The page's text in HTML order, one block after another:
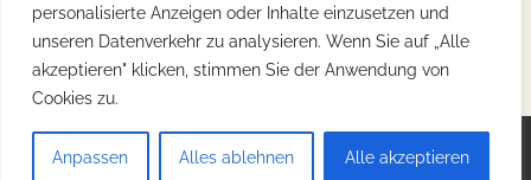
personalisierte Anzeigen oder Inhalte einzusetzen und
unseren Datenverkehr zu analysieren. Wenn Sie auf „Alle
akzeptieren" klicken, stimmen Sie der Anwendung von
Cookies zu.
Anpassen Alles ablehnen Alle akzeptieren
deutsche Köstlichkeiten
Copyright © 2026 Günstig Reisen Impressum
|